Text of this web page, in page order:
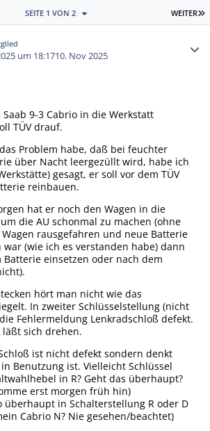
WEITER
SEITE 1 VON 2
um 18:1710. Nov 2025
9-3 Cabrio in die Werkstatt
TÜV drauf.
Problem habe, daß bei feuchter
über Nacht leergezüllt wird, habe ich
gesagt, er soll vor dem TÜV
reinbauen.
hat er noch den Wagen in die
die AU schonmal zu machen (ohne
Wagen rausgefahren und neue Batterie
war (wie ich es verstanden habe) dann
Batterie einsetzen oder nach dem
hört man nicht wie das
In zweiter Schlüsselstellung (nicht
Fehlermeldung Lenkradschloß defekt.
sich drehen.
ist nicht defekt sondern denkt
Benutzung ist. Vielleicht Schlüssel
in R? Geht das überhaupt?
erst morgen früh hin)
überhaupt in Schalterstellung R oder D
Cabrio N? Nie gesehen/beachtet)